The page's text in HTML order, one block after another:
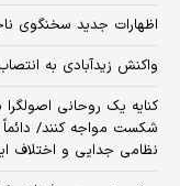
اظهارات جدید سخنگوی
واکنش زیدآبادی به
کنایه یک روحانی
شکست مواجه کنند/ دائماً
نظامی جدایی و اختلاف